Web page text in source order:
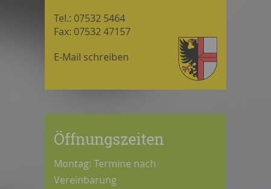
Tel.: 07532 5464
Fax: 07532 47157
E-Mail schreiben
Öffnungszeiten
Montag: Termine nach
Vereinbarung